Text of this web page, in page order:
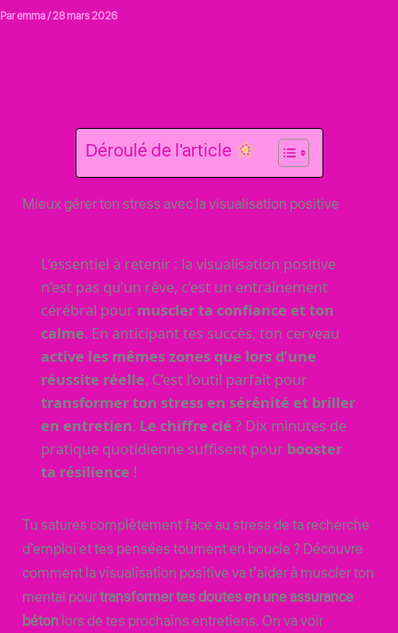
Paremma/28 mars 2026
Déroulé de l'article
Mieux gérer ton stress avec la visualisation positive
L’essentiel à retenir : la visualisation positive
n’est pas qu’un rêve, c’est un entraînement
cérébral pour muscler ta confiance et ton
calme. En anticipant tes succès, ton cerveau
active les mêmes zones que lors d’une
réussite réelle. C’est l’outil parfait pour
transformer ton stress en sérénité et briller
en entretien. Le chiffre clé ? Dix minutes de
pratique quotidienne suffisent pour booster
ta résilience !
Tu satures complètement face au stress de ta recherche
d’emploi et tes pensées tournent en boucle ? Découvre
comment la visualisation positive va t’aider à muscler ton
mental pourtransformer tes doutes en une assurance
bétonlors de tes prochains entretiens. On va voir